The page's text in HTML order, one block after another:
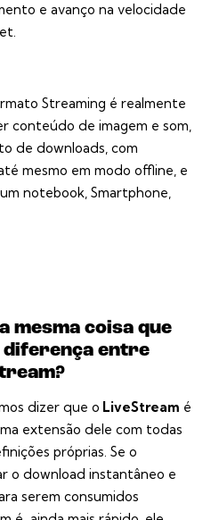
e avanço na velocidade
Streaming é realmente
conteúdo de imagem e som,
de downloads, com
mesmo em modo offline, e
notebook, Smartphone,
mesma coisa que
diferença entre
dizer que o LiveStream é
extensão dele com todas
próprias. Se o
o download instantâneo e
serem consumidos